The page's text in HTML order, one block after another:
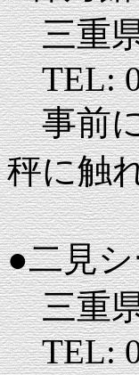
三重県
TEL:
事前に
秤に触
●二見
三重県
TEL: